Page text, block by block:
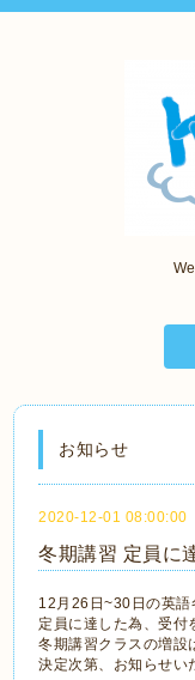
お知らせ
2020-12-01 08:00:00
冬期講習 定員に
12月26日~30日の英語
定員に達した為、受付
冬期講習クラスの増設
決定次第、お知らせい